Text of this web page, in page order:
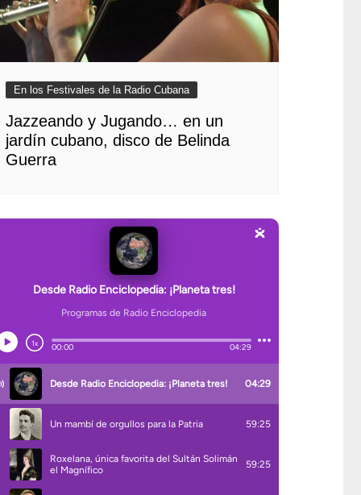
En los Festivales de la Radio Cubana
Jazzeando y Jugando… en un
jardín cubano, disco de Belinda
Guerra